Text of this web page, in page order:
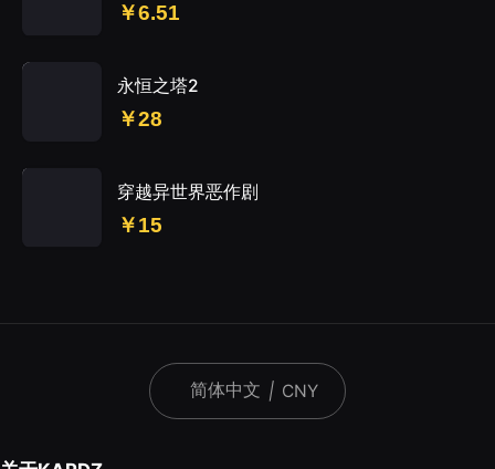
￥6.51
永恒之塔2
￥28
穿越异世界恶作剧
￥15
简体中文 | CNY